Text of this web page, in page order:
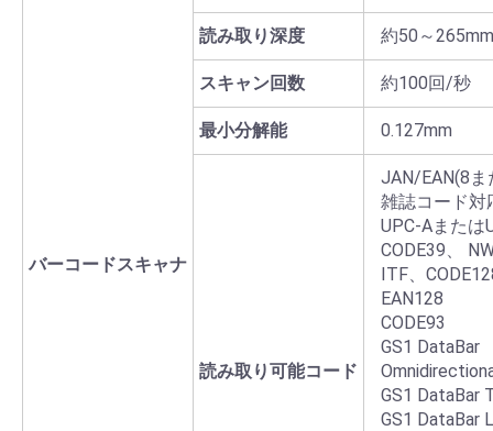
バーコードスキャナ
読み取り深度 約50～265mm
スキャン回数 約100回/秒
最小分解能 0.127mm
読み取り可能コード
JAN/EAN(8ま
雑誌コード対
UPC-Aまたは
CODE39、
ITF、
EAN128
CODE93
GS1 DataBar
GS1 DataBar
GS1 DataBar